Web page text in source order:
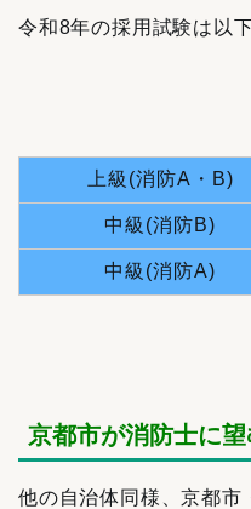
令和8年の採用試験は以
上級(消防A・B)
中級(消防B)
中級(消防A)
京都市が消防士に
他の自治体同様、京都市